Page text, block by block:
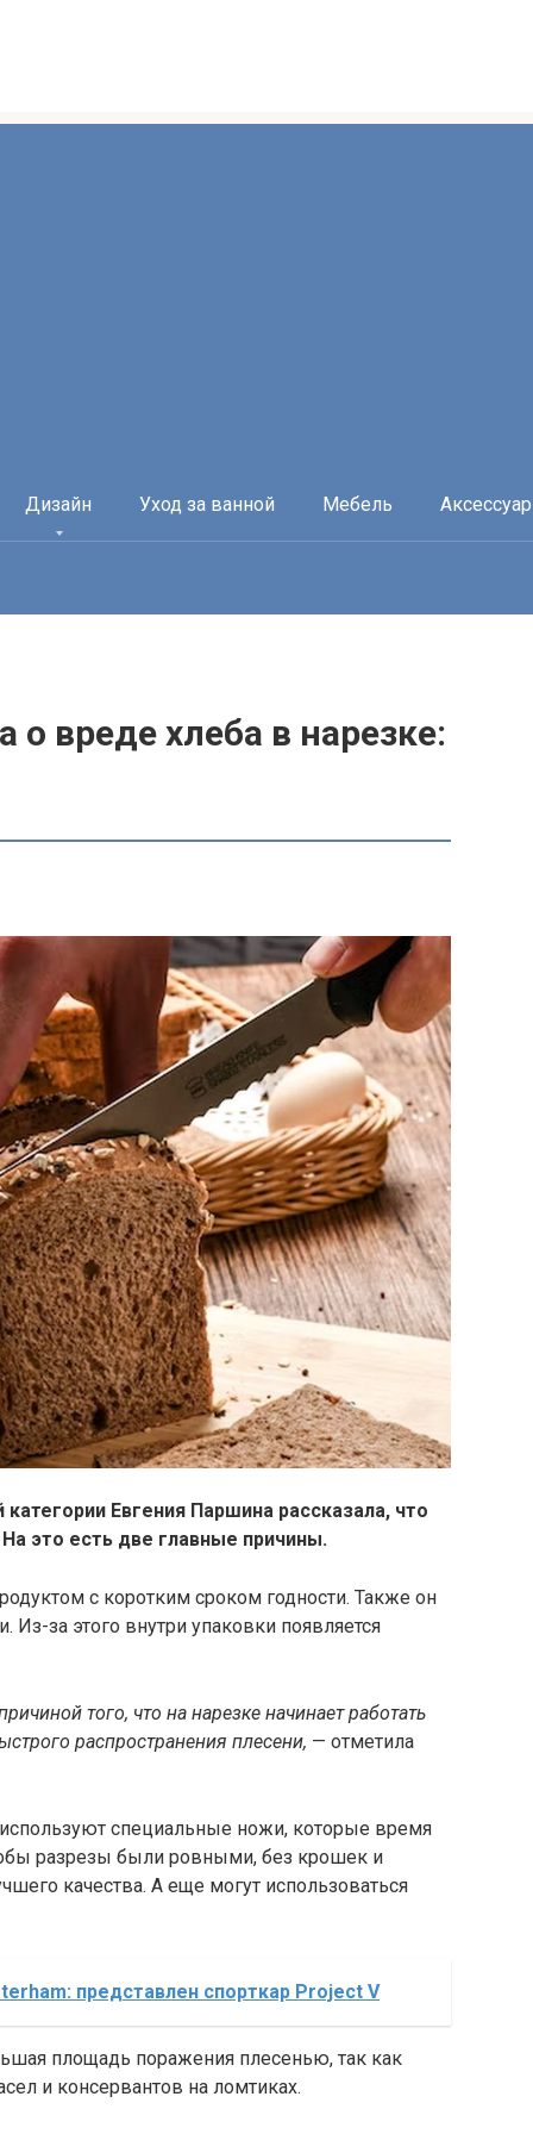
Дизайн Уход за ванной Мебель
вреде хлеба в нарезке:
Евгения Паршина рассказала, что
это есть две главные причины.
с коротким сроком годности. Также он
за этого внутри упаковки появляется
того, что на нарезке начинает работать
распространения плесени, — отметила
специальные ножи, которые время
разрезы были ровными, без крошек и
качества. А еще могут использоваться
представлен спорткар Project V
площадь поражения плесенью, так как
и консервантов на ломтиках.